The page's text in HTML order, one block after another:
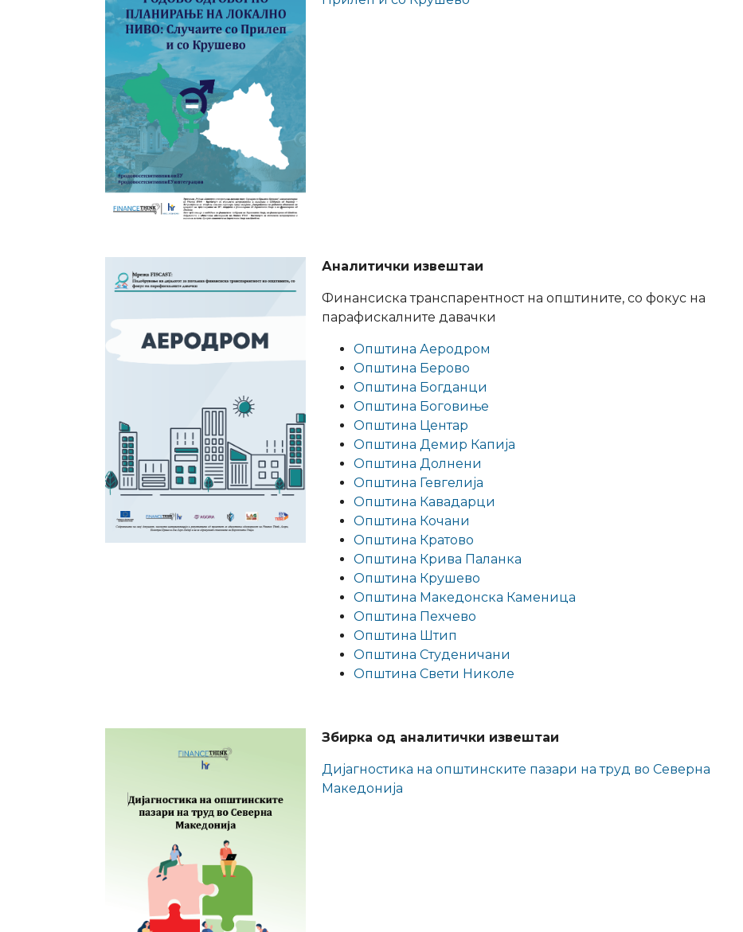
Аналитички извештаи
Финансиска транспарентност на општините, со фокус на
парафискалните давачки
Општина Аеродром
Општина Берово
Општина Богданци
Општина Боговиње
Општина Центар
Општина Демир Капија
Општина Долнени
Општина Гевгелија
Општина Кавадарци
Општина Кочани
Општина Кратово
Општина Крива Паланка
Општина Крушево
Општина Македонска Каменица
Општина Пехчево
Општина Штип
Општина Студеничани
Општина Свети Николе
Збирка од аналитички извештаи
Дијагностика на општинските пазари на труд во Северна
Македонија